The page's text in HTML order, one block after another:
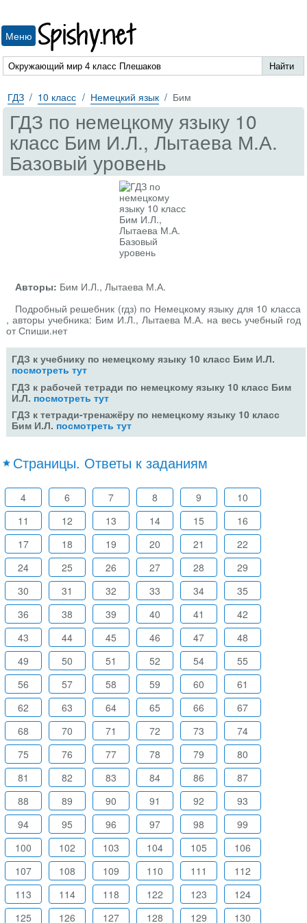
Меню Spishy.net
ГДЗ 10 класс Немецкий язык Бим
ГДЗ по немецкому языку 10
класс Бим И.Л., Лытаева М.А.
Базовый уровень
Авторы: Бим И.Л., Лытаева М.А.
Подробный решебник (гдз) по Немецкому языку для 10 класса
, авторы учебника: Бим И.Л., Лытаева М.А. на весь учебный год
от Спиши.нет
ГДЗ к учебнику по немецкому языку 10 класс Бим И.Л.
посмотреть тут
ГДЗ к рабочей тетради по немецкому языку 10 класс Бим
И.Л. посмотреть тут
ГДЗ к тетради-тренажёру по немецкому языку 10 класс
Бим И.Л. посмотреть тут
Страницы. Ответы к заданиям
4 6 7 8 9
10
11
12 13 14 15
16
17
18 19 20 21
22
24
25 26 27 28
29
30
31 32 33 34
35
36
38 39 40 41
42
43
44 45 46 47
48
49
50 51 52 54
55
56
57 58 59 60
61
62
63 64 65 66
67
68
70 71 72 73
74
75
76 77 78 79
80
81
82 83 84 86
87
88
89 90 91 92
93
94
95 96 97 98
99
100
102 103 104 105
106
107
108 109 110 111
112
113
114 118 122 123
124
125
126 127 128 129 130